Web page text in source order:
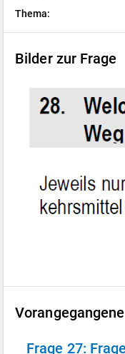
Thema:
Bilder zur Frage
Frage 27: